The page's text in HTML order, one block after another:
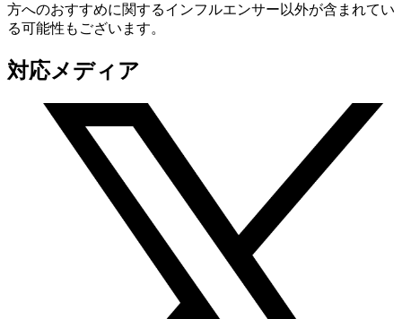
方へのおすすめに関するインフルエンサー以外が含まれてい
る可能性もございます。
対応メディア